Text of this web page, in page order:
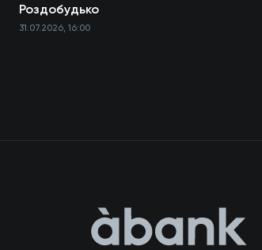
Роздобудько
31.07.2026, 16:00